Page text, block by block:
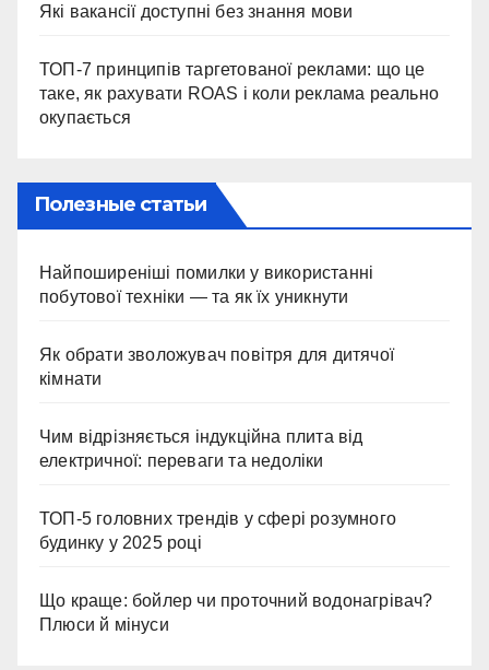
Які вакансії доступні без знання мови
ТОП-7 принципів таргетованої реклами: що це
таке, як рахувати ROAS і коли реклама реально
окупається
Полезные статьи
Найпоширеніші помилки у використанні
побутової техніки — та як їх уникнути
Як обрати зволожувач повітря для дитячої
кімнати
Чим відрізняється індукційна плита від
електричної: переваги та недоліки
ТОП-5 головних трендів у сфері розумного
будинку у 2025 році
Що краще: бойлер чи проточний водонагрівач?
Плюси й мінуси